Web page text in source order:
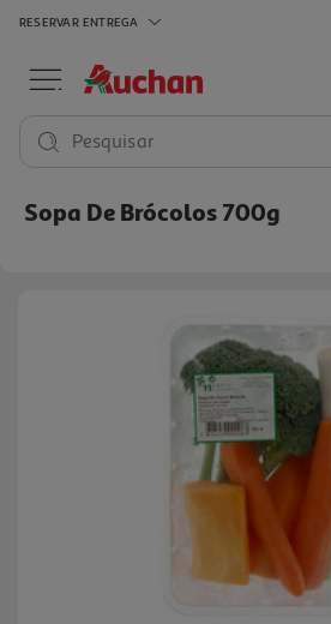
RESERVAR ENTREGA
Pesquisar
Sopa De Brócolos 700g